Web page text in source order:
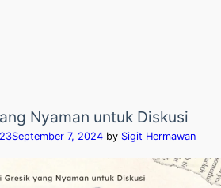
Nyaman untuk Diskusi
September 7, 2024 by Sigit Hermawan